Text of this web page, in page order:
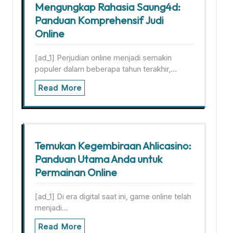
Mengungkap Rahasia Saung4d:
Panduan Komprehensif Judi
Online
[ad_1] Perjudian online menjadi semakin
populer dalam beberapa tahun terakhir,…
Read More
Temukan Kegembiraan Ahlicasino:
Panduan Utama Anda untuk
Permainan Online
[ad_1] Di era digital saat ini, game online telah
menjadi…
Read More